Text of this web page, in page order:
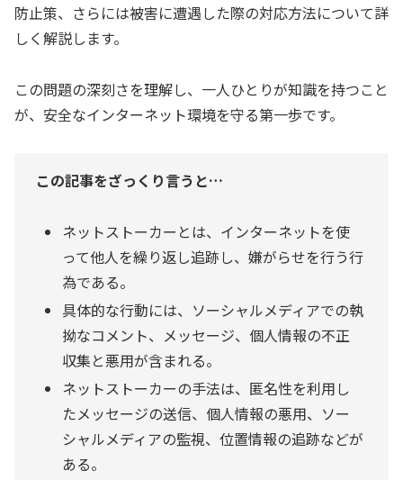
防止策、さらには被害に遭遇した際の対応方法について詳
しく解説します。
この問題の深刻さを理解し、一人ひとりが知識を持つこと
が、安全なインターネット環境を守る第一歩です。
この記事をざっくり言うと…
ネットストーカーとは、インターネットを使
って他人を繰り返し追跡し、嫌がらせを行う行
為である。
具体的な行動には、ソーシャルメディアでの執
拗なコメント、メッセージ、個人情報の不正
収集と悪用が含まれる。
ネットストーカーの手法は、匿名性を利用し
たメッセージの送信、個人情報の悪用、ソー
シャルメディアの監視、位置情報の追跡などが
ある。